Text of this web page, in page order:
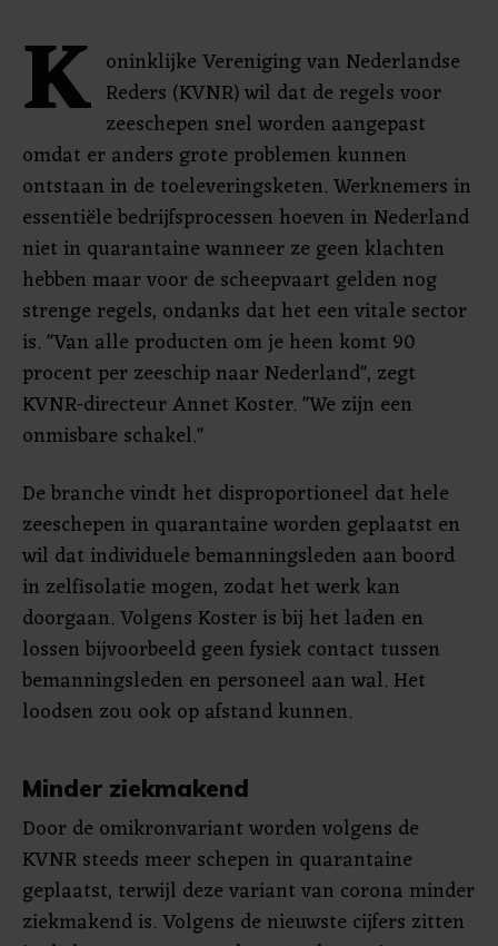
K oninklijke Vereniging van Nederlandse
Reders (KVNR) wil dat de regels voor
zeeschepen snel worden aangepast
omdat er anders grote problemen kunnen
ontstaan in de toeleveringsketen. Werknemers in
essentiële bedrijfsprocessen hoeven in Nederland
niet in quarantaine wanneer ze geen klachten
hebben maar voor de scheepvaart gelden nog
strenge regels, ondanks dat het een vitale sector
is. "Van alle producten om je heen komt 90
procent per zeeschip naar Nederland", zegt
KVNR-directeur Annet Koster. "We zijn een
onmisbare schakel."
De branche vindt het disproportioneel dat hele
zeeschepen in quarantaine worden geplaatst en
wil dat individuele bemanningsleden aan boord
in zelfisolatie mogen, zodat het werk kan
doorgaan. Volgens Koster is bij het laden en
lossen bijvoorbeeld geen fysiek contact tussen
bemanningsleden en personeel aan wal. Het
loodsen zou ook op afstand kunnen.
Minder ziekmakend
Door de omikronvariant worden volgens de
KVNR steeds meer schepen in quarantaine
geplaatst, terwijl deze variant van corona minder
ziekmakend is. Volgens de nieuwste cijfers zitten